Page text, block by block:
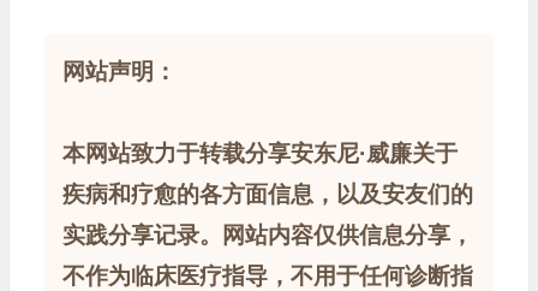
网站声明：
本网站致力于转载分享安东尼·威廉关于
疾病和疗愈的各方面信息，以及安友们的
实践分享记录。网站内容仅供信息分享，
不作为临床医疗指导，不用于任何诊断指